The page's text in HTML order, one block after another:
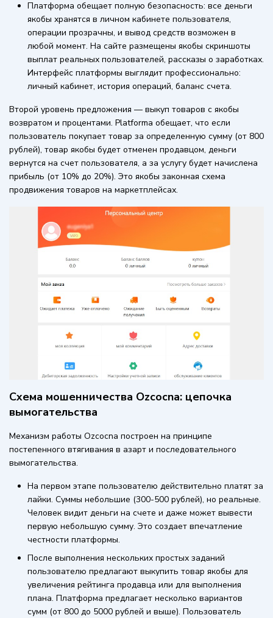
Платформа обещает полную безопасность: все деньги
якобы хранятся в личном кабинете пользователя,
операции прозрачны, и вывод средств возможен в
любой момент. На сайте размещены якобы скриншоты
выплат реальных пользователей, рассказы о заработках.
Интерфейс платформы выглядит профессионально:
личный кабинет, история операций, баланс счета.
Второй уровень предложения — выкуп товаров с якобы
возвратом и процентами. Platforma обещает, что если
пользователь покупает товар за определенную сумму (от 800
рублей), товар якобы будет отменен продавцом, деньги
вернутся на счет пользователя, а за услугу будет начислена
прибыль (от 10% до 20%). Это якобы законная схема
продвижения товаров на маркетплейсах.
Схема мошенничества Ozcocna: цепочка
вымогательства
Механизм работы Ozcocna построен на принципе
постепенного втягивания в азарт и последовательного
вымогательства.
На первом этапе пользователю действительно платят за
лайки. Суммы небольшие (300-500 рублей), но реальные.
Человек видит деньги на счете и даже может вывести
первую небольшую сумму. Это создает впечатление
честности платформы.
После выполнения нескольких простых заданий
пользователю предлагают выкупить товар якобы для
увеличения рейтинга продавца или для выполнения
плана. Платформа предлагает несколько вариантов
сумм (от 800 до 5000 рублей и выше). Пользователь